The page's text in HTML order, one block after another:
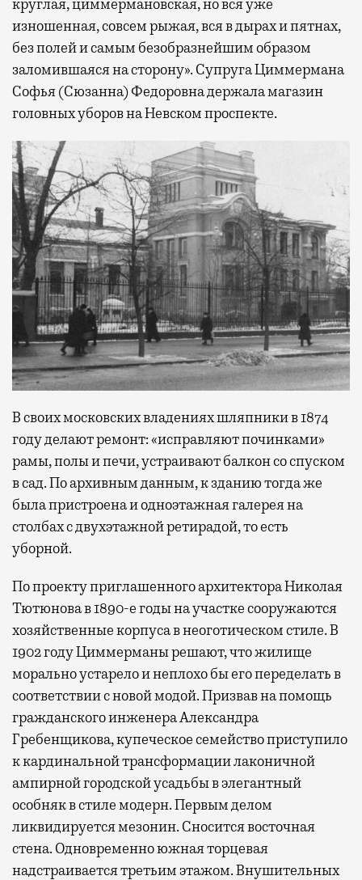
круглая, циммермановская, но вся уже
изношенная, совсем рыжая, вся в дырах и пятнах,
без полей и самым безобразнейшим образом
заломившаяся на сторону». Супруга Циммермана
Софья (Сюзанна) Федоровна держала магазин
головных уборов на Невском проспекте.
В своих московских владениях шляпники в 1874
году делают ремонт: «исправляют починками»
рамы, полы и печи, устраивают балкон со спуском
в сад. По архивным данным, к зданию тогда же
была пристроена и одноэтажная галерея на
столбах с двухэтажной ретирадой, то есть
уборной.
По проекту приглашенного архитектора Николая
Тютюнова в 1890-е годы на участке сооружаются
хозяйственные корпуса в неоготическом стиле. В
1902 году Циммерманы решают, что жилище
морально устарело и неплохо бы его переделать в
соответствии с новой модой. Призвав на помощь
гражданского инженера Александра
Гребенщикова, купеческое семейство приступило
к кардинальной трансформации лаконичной
ампирной городской усадьбы в элегантный
особняк в стиле модерн. Первым делом
ликвидируется мезонин. Сносится восточная
стена. Одновременно южная торцевая
надстраивается третьим этажом. Внушительных